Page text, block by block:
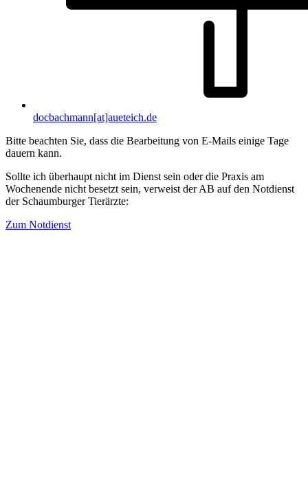
docbachmann[at]aueteich.de
Bitte beachten Sie, dass die Bearbeitung von E-Mails einige Tage
dauern kann.
Sollte ich überhaupt nicht im Dienst sein oder die Praxis am
Wochenende nicht besetzt sein, verweist der AB auf den Notdienst
der Schaumburger Tierärzte:
Zum Notdienst